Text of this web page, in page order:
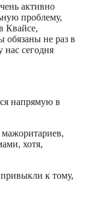
активно
проблему,
Квайсе,
обязаны не раз в
нас сегодня
напрямую в
хотя,
к тому,